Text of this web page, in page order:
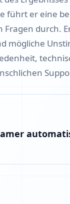
führt er eine
durch.
mögliche